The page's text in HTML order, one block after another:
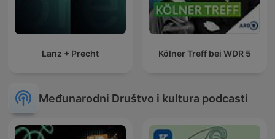
Lanz + Precht Kölner Treff bei WDR 5
Međunarodni Društvo i kultura podcasti